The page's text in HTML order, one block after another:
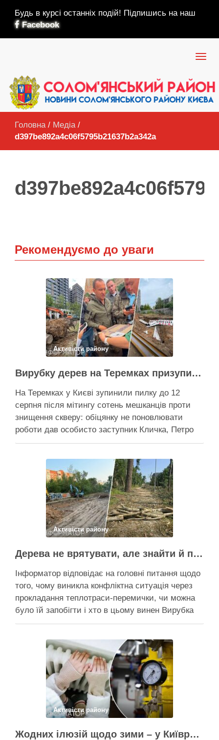
Будь в курсі останніх подій! Підпишись на наш
Facebook
Головна / Медіа /
d397be892a4c06f5795b21637b2a342a
Рекомендуємо до уваги
Активісти району
Вирубку дерев на Теремках призупинили після приїзду заступника Кличка – почався діалог
На Теремках у Києві зупинили пилку до 12
серпня після мітингу сотень мешканців проти
знищення скверу: обіцянку не поновлювати
роботи дав особисто заступник Кличка, Петро
Пантелеєв, що прибув налагодити комунікацію
чи вдасться зберегти ту частину озеленення,
що лишилася, – поки невідомо На Теремках у …
Поділитися у соцмережах:
Активісти району
Дерева не врятувати, але знайти й покарати винних треба – головні питання і висновки з конфлікту на Теремках
Інформатор відповідає на головні питання щодо
того, чому виникла конфліктна ситуація через
прокладання теплотраси-перемички, чи можна
було їй запобігти і хто в цьому винен Вирубка
дерев триває, почали й прокладати теплотрасу
суботу, 8 серпня 2026 року, на Теремках у Києві
почалася вже …
Поділитися у соцмережах:
Активісти району
Жодних ілюзій щодо зими – у Київраді закидають, що КМДА виконала План стійкості на 20%